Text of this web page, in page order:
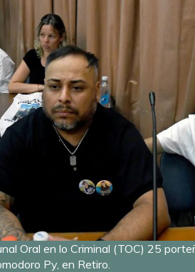
Oral en lo Criminal (TOC) 25
Py, en Retiro.